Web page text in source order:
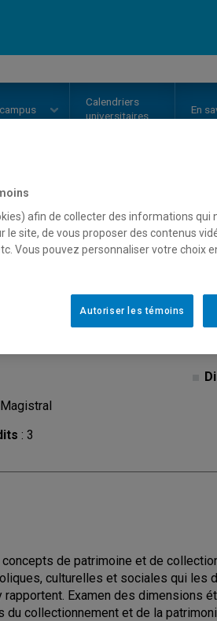
campus
Calendriers
universitaires
En
-
: 3
de patrimoine et de
culturelles et sociales qui les
Examen des dimensions
du collectionnement et de la
afin de collecter des informations
le site, de vous proposer des contenus
Vous pouvez personnaliser votre choix
Autoriser les témoins